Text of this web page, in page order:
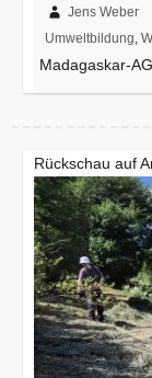
Jens Weber
Umweltbildung,
Madagaskar-
Rückschau auf